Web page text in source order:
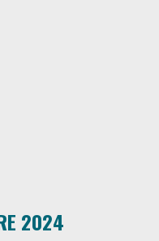
2024